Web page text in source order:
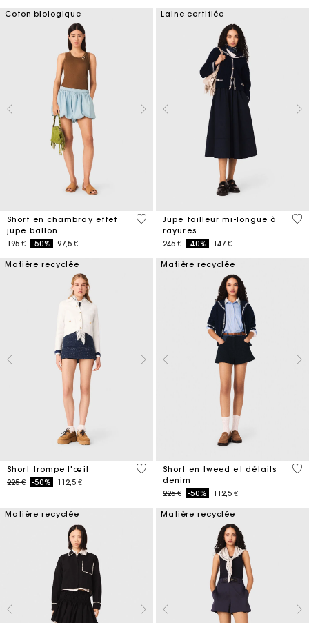
Coton biologique
Short en chambray effet
jupe ballon
Price reduced from
195 €to-50% 97,5 €
5 out of 5 Customer Rating
Laine certifiée
Jupe tailleur mi-longue à
rayures
Price reduced from
245 €to-40% 147 €
4,5
Matière recyclée
Short trompe l'œil
Price reduced from
225 €to-50% 112,5 €
3,7 out of 5 Customer Rating
Matière recyclée
Short en tweed et détails
denim
Price reduced from
225 €to-50% 112,5 €
3,2
Matière recyclée Matière recyclée